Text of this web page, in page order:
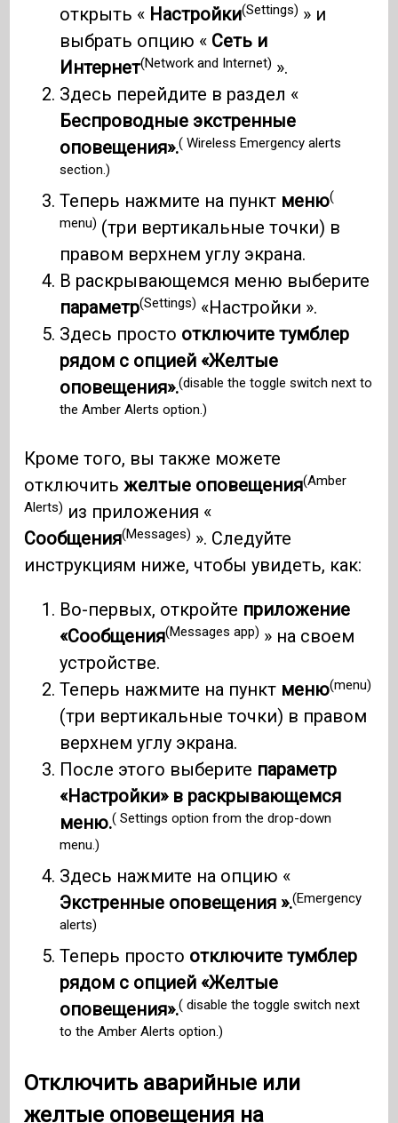
открыть « Настройки(Settings) » и
выбрать опцию « Сеть и
Интернет(Network and Internet) ».
Здесь перейдите в раздел «
Беспроводные экстренные
оповещения».( Wireless Emergency alerts
section.)
Теперь нажмите на пункт меню(
menu) (три вертикальные точки) в
правом верхнем углу экрана.
В раскрывающемся меню выберите
параметр(Settings) «Настройки ».
Здесь просто отключите тумблер
рядом с опцией «Желтые
оповещения».(disable the toggle switch next to
the Amber Alerts option.)
Кроме того, вы также можете
отключитьжелтые оповещения(Amber
Alerts) из приложения «
Сообщения(Messages) ». Следуйте
инструкциям ниже, чтобы увидеть, как:
Во-первых, откройте приложение
«Сообщения(Messages app) » на своем
устройстве.
Теперь нажмите на пункт меню(menu)
(три вертикальные точки) в правом
верхнем углу экрана.
После этого выберите параметр
«Настройки» в раскрывающемся
меню.( Settings option from the drop-down
menu.)
Здесь нажмите на опцию «
Экстренные оповещения ».(Emergency
alerts)
Теперь просто отключите тумблер
рядом с опцией «Желтые
оповещения».( disable the toggle switch next
to the Amber Alerts option.)
Отключить аварийные или
желтые оповещения на